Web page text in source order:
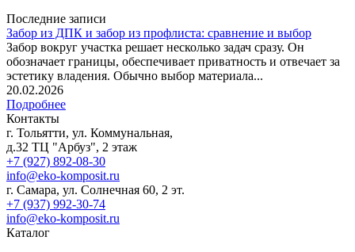
Последние записи
Забор из ДПК и забор из профлиста: сравнение и выбор
Забор вокруг участка решает несколько задач сразу. Он
обозначает границы, обеспечивает приватность и отвечает за
эстетику владения. Обычно выбор материала...
20.02.2026
Подробнее
Контакты
г. Тольятти, ул. Коммунальная,
д.32 ТЦ "Арбуз", 2 этаж
+7 (927) 892-08-30
info@eko-komposit.ru
г. Самара, ул. Солнечная 60, 2 эт.
+7 (937) 992-30-74
info@eko-komposit.ru
Каталог